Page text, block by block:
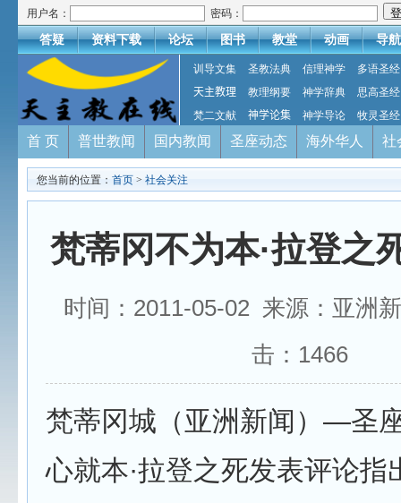
用户名： 密码：
答疑 资料下载 论坛 图书 教堂 动画 导航
训导文集 圣教法典 信理神学
多语圣经
天主教理
教理纲要 神学辞典
思高圣经
梵二文献
神学论集 神学导论 牧灵圣经
首 页 普世教闻 国内教闻 圣座动态 海外华人 社
您当前的位置： 首页 > 社会关注
梵蒂冈不为本·拉登之
时间：2011-05-02 来源：亚洲
击： 1466
梵蒂冈城（亚洲新闻）—圣
心就本·拉登之死发表评论指